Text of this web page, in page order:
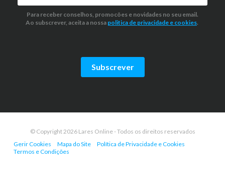
Para receber conselhos, promocões e novidades no seu email.
Ao subscrever, aceita a nossa politica de privacidade e cookies.
Subscrever
© Copyright 2026 Lares Online - Todos os direitos reservados
Gerir Cookies
Mapa do Site
Política de Privacidade e Cookies
Termos e Condições